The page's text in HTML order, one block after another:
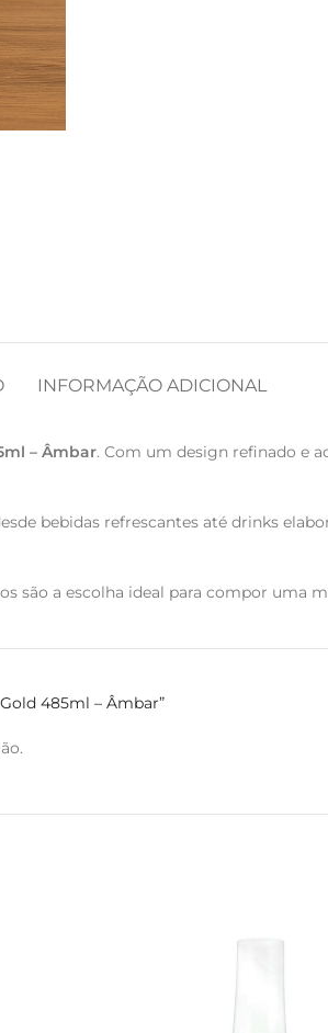
INFORMAÇÃO ADICIONAL
– Âmbar. Com um design refinado e
bebidas refrescantes até drinks
são a escolha ideal para compor uma
485ml – Âmbar”